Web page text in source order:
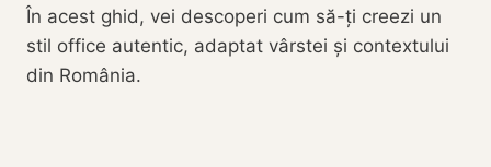
În acest ghid, vei descoperi cum să-ți creezi un
stil office autentic, adaptat vârstei și contextului
din România.